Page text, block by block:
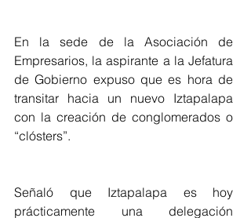
En la sede de la Asociación de
Empresarios, la aspirante a la Jefatura
de Gobierno expuso que es hora de
transitar hacia un nuevo Iztapalapa
con la creación de conglomerados o
“clósters”.
Señaló que Iztapalapa es hoy
prácticamente una delegación